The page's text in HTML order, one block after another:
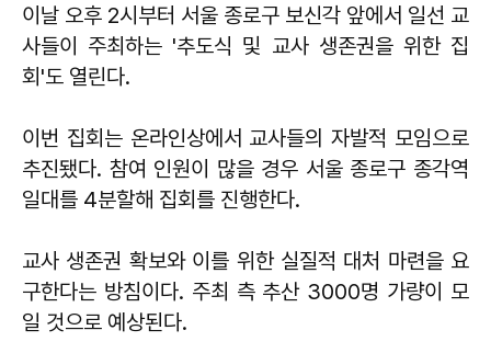
이날 오후 2시부터 서울 종로구 보신각 앞에서 일선 교
사들이 주최하는 '추도식 및 교사 생존권을 위한 집
회'도 열린다.
이번 집회는 온라인상에서 교사들의 자발적 모임으로
추진됐다. 참여 인원이 많을 경우 서울 종로구 종각역
일대를 4분할해 집회를 진행한다.
교사 생존권 확보와 이를 위한 실질적 대처 마련을 요
구한다는 방침이다. 주최 측 추산 3000명 가량이 모
일 것으로 예상된다.